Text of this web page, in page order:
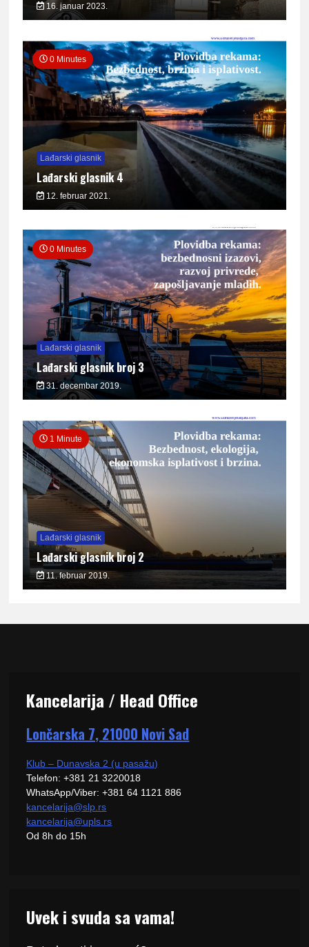
16. januar 2023.
0 Minutes
Lađarski glasnik
Lađarski glasnik 4
12. februar 2021.
0 Minutes
Lađarski glasnik
Lađarski glasnik broj 3
31. decembar 2019.
1 Minute
Lađarski glasnik
Lađarski glasnik broj 2
11. februar 2019.
Kancelarija / Head Office
Lončarska 7, 21000 Novi Sad
Klub – Dunavska 2 (u pasažu)
Telefon: +381 21 3220018
WhatsApp/Viber: +381 64 1121 886
kancelarija@slp.rs
kancelarija@upls.rs
Od 8h do 15h
Uvek i svuda sa vama!